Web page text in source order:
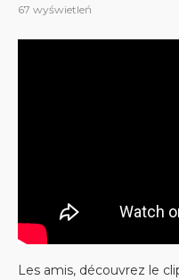
67 wyświetleń
Les amis, découvrez le